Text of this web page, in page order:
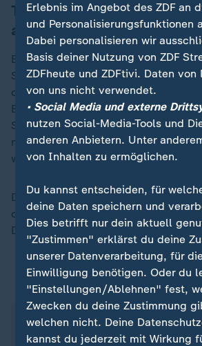
Team Deutschland beim
auf Platz vier
Enttäuschender lief hingegen der
Springreiter und Springreiterinnen.
des größten Reitturniers der Welt ritt
Bundestrainer Otto Becker vor
Stadion lediglich auf Rang vier. "Wir
natürlich mehr erwartet",
war mehr drin."
Den Springwettbewerb, der mit einer
dotiert ist, gewann die Mannschaft
Dahinter kam Belgien auf Platz zwei.
ZDFsportstudio auf WhatsApp
Erlebnis im Angebot des ZDF an
und Personalisierungsfunktionen
Dabei personalisieren wir
Basis deiner Nutzung von ZDF
ZDFheute und ZDFtivi. Daten von
von uns nicht verwendet.
• Social Media und externe
nutzen Social-Media-Tools und
anderen Anbietern. Unter
von Inhalten zu ermöglichen.
Du kannst entscheiden, für
deine Daten speichern und
Dies betrifft nur dein aktuell
"Zustimmen" erklärst du deine
unserer Datenverarbeitung, für
Einwilligung benötigen. Oder du
"Einstellungen/Ablehnen" fest,
Zwecken du deine Zustimmung
welchen nicht. Deine
kannst du jederzeit mit Wirkung